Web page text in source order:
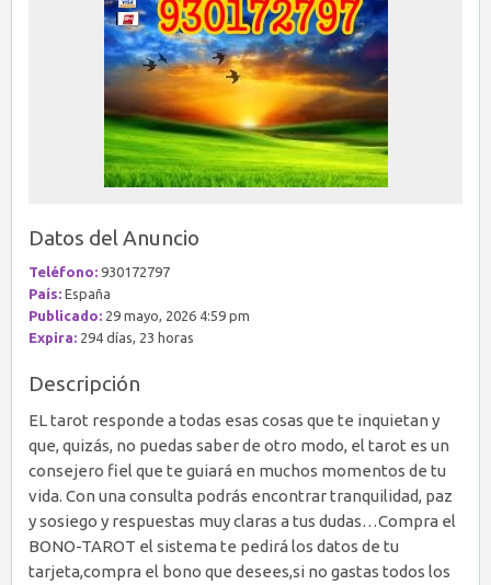
Datos del Anuncio
Teléfono: 930172797
País: España
Publicado: 29 mayo, 2026 4:59 pm
Expira: 294 días, 23 horas
Descripción
EL tarot responde a todas esas cosas que te inquietan y
que, quizás, no puedas saber de otro modo, el tarot es un
consejero fiel que te guiará en muchos momentos de tu
vida. Con una consulta podrás encontrar tranquilidad, paz
y sosiego y respuestas muy claras a tus dudas…Compra el
BONO-TAROT el sistema te pedirá los datos de tu
tarjeta,compra el bono que desees,si no gastas todos los